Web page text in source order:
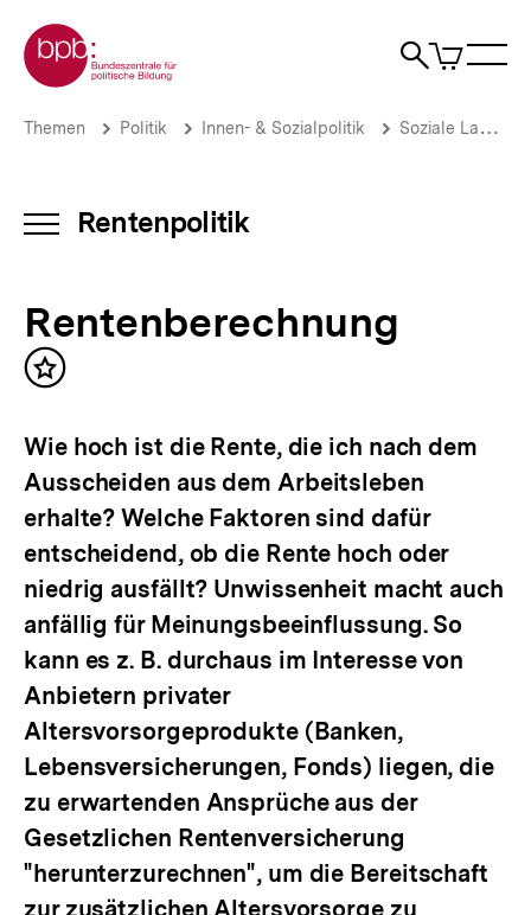
zum
Seiteninhalt
springen
Zur Startseite der bpb
Suche
Artikel
im
Rentenberechnung
bpb.de
Brotkrümelnavigation
Pfadnavigation
Themen Politik Innen- & Sozialpolitik Soziale Lage
INHALTSNAVIGATION
Rentenpolitik
Rentenberechnung
Inhalt
Wie hoch ist die Rente, die ich nach dem
Ausscheiden aus dem Arbeitsleben
erhalte? Welche Faktoren sind dafür
entscheidend, ob die Rente hoch oder
niedrig ausfällt? Unwissenheit macht auch
anfällig für Meinungsbeeinflussung. So
kann es z. B. durchaus im Interesse von
Anbietern privater
Altersvorsorgeprodukte (Banken,
Lebensversicherungen, Fonds) liegen, die
zu erwartenden Ansprüche aus der
Gesetzlichen Rentenversicherung
"herunterzurechnen", um die Bereitschaft
zur zusätzlichen Altersvorsorge zu